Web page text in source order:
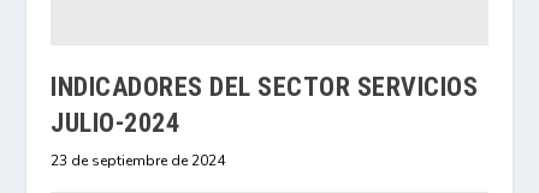
INDICADORES DEL SECTOR SERVICIOS
JULIO-2024
23 de septiembre de 2024